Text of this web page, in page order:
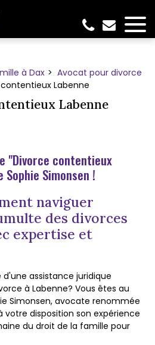
à Dax
Avocat pour divorce
Labenne
Labenne
"Divorce contentieux
Simonsen !
naviguer
des divorces
expertise et
assistance juridique
à Labenne? Vous êtes au
Simonsen, avocate renommée
votre disposition son expérience
du droit de la famille pour